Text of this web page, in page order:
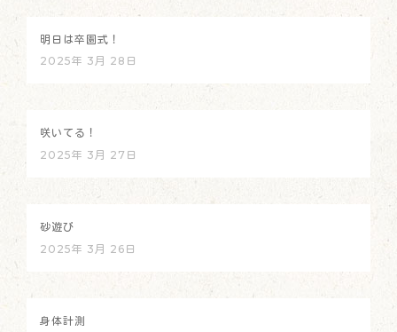
明日は卒園式！
2025年 3月 28日
咲いてる！
2025年 3月 27日
砂遊び
2025年 3月 26日
身体計測